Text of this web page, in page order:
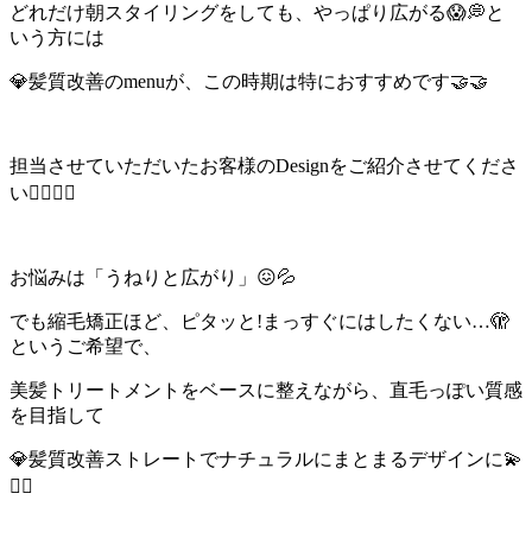
どれだけ朝スタイリングをしても、やっぱり広がる😱💭と
いう方には
💎髪質改善のmenuが、この時期は特におすすめです🤝🤝
担当させていただいたお客様のDesignをご紹介させてくださ
い💇‍♀️❤️‍🔥
お悩みは「うねりと広がり」😖💦
でも縮毛矯正ほど、ピタッと!まっすぐにはしたくない…🫣
というご希望で、
美髪トリートメントをベースに整えながら、直毛っぽい質感
を目指して
💎髪質改善ストレートでナチュラルにまとまるデザインに💫
💇‍♀️